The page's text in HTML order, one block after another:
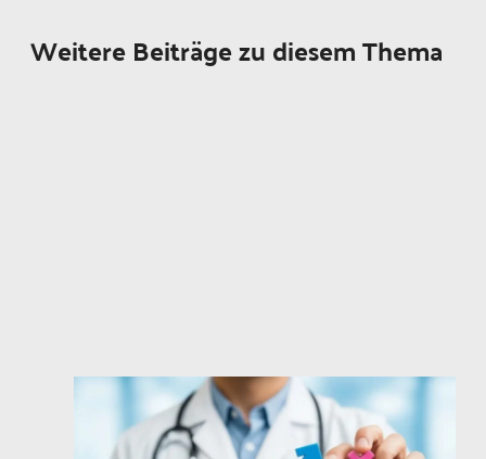
Weitere Beiträge zu diesem Thema